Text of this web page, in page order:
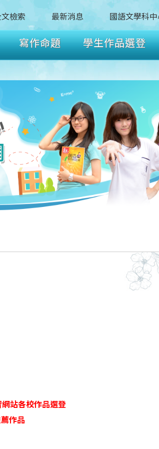
檢索 最新消息 國語文學科
寫作命題 學生作品選登
站各校作品選登
作品